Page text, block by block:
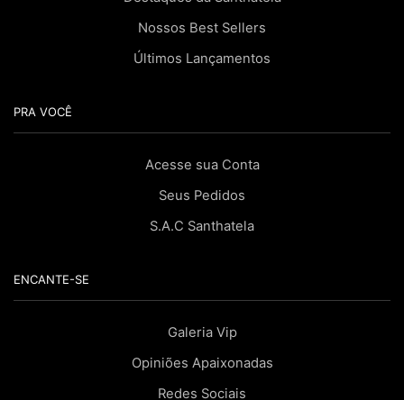
Nossos Best Sellers
Últimos Lançamentos
PRA VOCÊ
Acesse sua Conta
Seus Pedidos
S.A.C Santhatela
ENCANTE-SE
Galeria Vip
Opiniões Apaixonadas
Redes Sociais